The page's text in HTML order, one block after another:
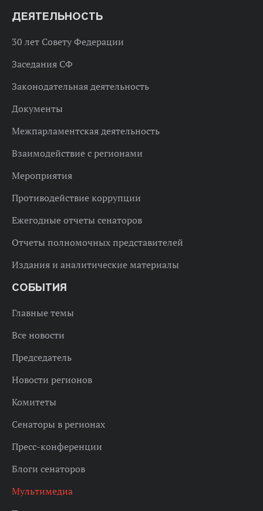
ДЕЯТЕЛЬНОСТЬ
30 лет Совету Федерации
Заседания СФ
Законодательная деятельность
Документы
Межпарламентская деятельность
Взаимодействие с регионами
Мероприятия
Противодействие коррупции
Ежегодные отчеты сенаторов
Отчеты полномочных представителей
Издания и аналитические материалы
СОБЫТИЯ
Главные темы
Все новости
Председатель
Новости регионов
Комитеты
Сенаторы в регионах
Пресс-конференции
Блоги сенаторов
Мультимедиа